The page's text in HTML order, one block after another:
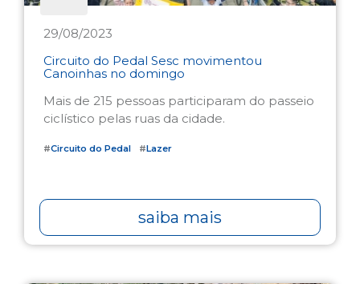
29/08/2023
Circuito do Pedal Sesc movimentou
Canoinhas no domingo
Mais de 215 pessoas participaram do passeio
ciclístico pelas ruas da cidade.
#Circuito do Pedal #Lazer
saiba mais